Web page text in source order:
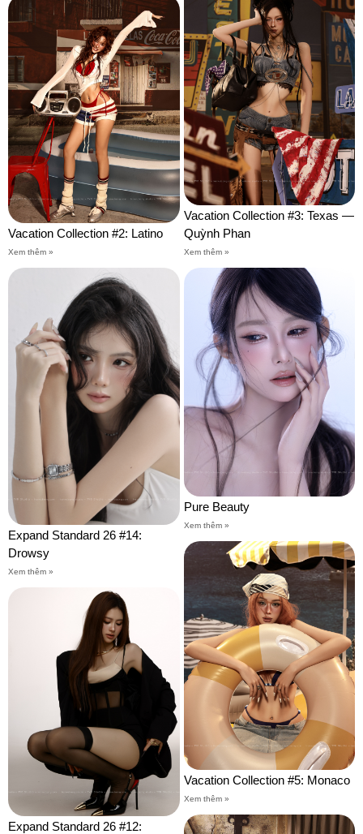
Vacation Collection #2: Latino
Xem thêm »
Vacation Collection #3: Texas —
Quỳnh Phan
Xem thêm »
Expand Standard 26 #14:
Drowsy
Xem thêm »
Pure Beauty
Xem thêm »
Expand Standard 26 #12:
Vacation Collection #5: Monaco
Xem thêm »